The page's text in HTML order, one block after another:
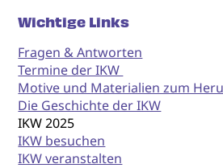
Wichtige Links
Fragen & Antworten
Termine der IKW
Motive und Materialien zum
Die Geschichte der IKW
IKW 2025
IKW besuchen
IKW veranstalten